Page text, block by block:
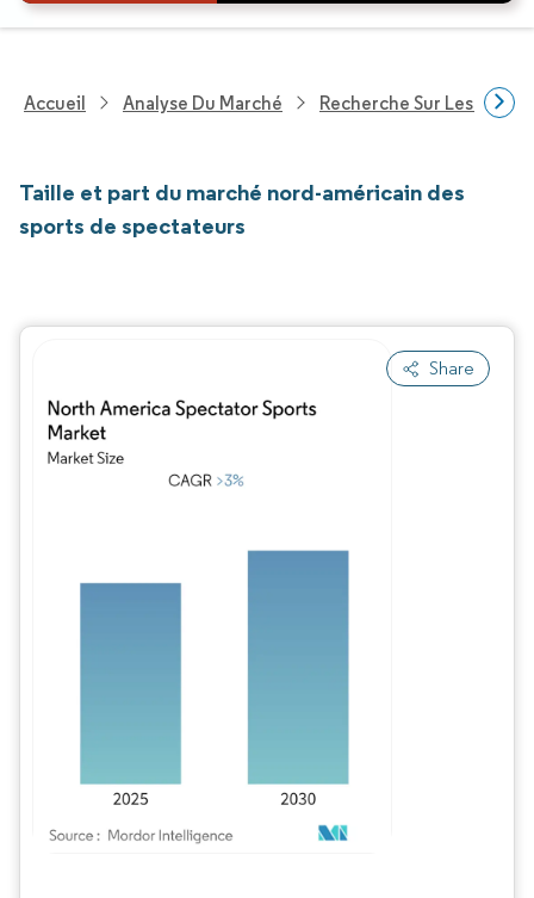
Accueil Analyse Du Marché Recherche Sur Les
Taille et part du marché nord-américain des
sports de spectateurs
Share